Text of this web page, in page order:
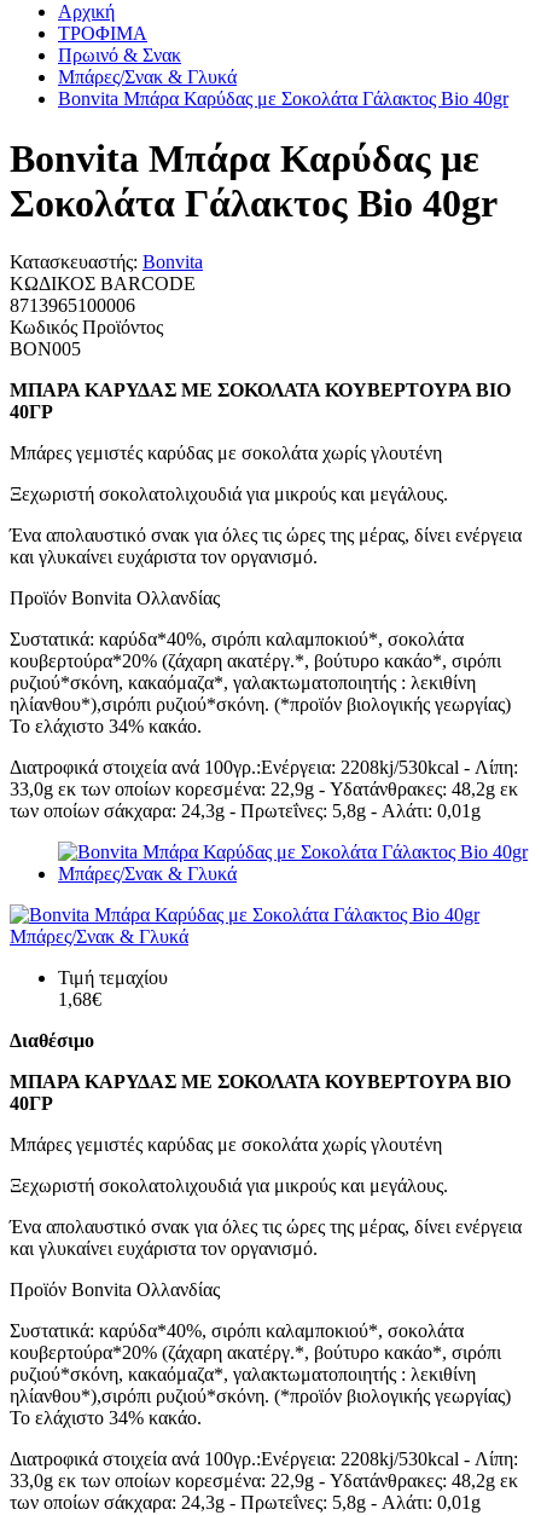
Αρχική
ΤΡΟΦΙΜΑ
Πρωινό & Σνακ
Μπάρες/Σνακ & Γλυκά
Bonvita Μπάρα Καρύδας με Σοκολάτα Γάλακτος Βio 40gr
Bonvita Μπάρα Καρύδας με
Σοκολάτα Γάλακτος Βio 40gr
Κατασκευαστής: Bonvita
ΚΩΔΙΚΟΣ BARCODE
8713965100006
Κωδικός Προϊόντος
ΒΟΝ005
ΜΠΑΡΑ ΚΑΡΥΔΑΣ ΜΕ ΣΟΚΟΛΑΤΑ ΚΟΥΒΕΡΤΟΥΡΑ ΒΙΟ
40ΓΡ
Μπάρες γεμιστές καρύδας με σοκολάτα χωρίς γλουτένη
Ξεχωριστή σοκολατολιχουδιά για μικρούς και μεγάλους.
Ένα απολαυστικό σνακ για όλες τις ώρες της μέρας, δίνει ενέργεια
και γλυκαίνει ευχάριστα τον οργανισμό.
Προϊόν Bonvita Oλλανδίας
Συστατικά: καρύδα*40%, σιρόπι καλαμποκιού*, σοκολάτα
κουβερτούρα*20% (ζάχαρη ακατέργ.*, βούτυρο κακάο*, σιρόπι
ρυζιού*σκόνη, κακαόμαζα*, γαλακτωματοποιητής : λεκιθίνη
ηλίανθου*),σιρόπι ρυζιού*σκόνη. (*προϊόν βιολογικής γεωργίας)
Το ελάχιστο 34% κακάο.
Διατροφικά στοιχεία ανά 100γρ.:Ενέργεια: 2208kj/530kcal - Λίπη:
33,0g εκ των οποίων κορεσμένα: 22,9g - Υδατάνθρακες: 48,2g εκ
των οποίων σάκχαρα: 24,3g - Πρωτεΐνες: 5,8g - Αλάτι: 0,01g
Τιμή τεμαχίου
1,68€
Διαθέσιμο
ΜΠΑΡΑ ΚΑΡΥΔΑΣ ΜΕ ΣΟΚΟΛΑΤΑ ΚΟΥΒΕΡΤΟΥΡΑ ΒΙΟ
40ΓΡ
Μπάρες γεμιστές καρύδας με σοκολάτα χωρίς γλουτένη
Ξεχωριστή σοκολατολιχουδιά για μικρούς και μεγάλους.
Ένα απολαυστικό σνακ για όλες τις ώρες της μέρας, δίνει ενέργεια
και γλυκαίνει ευχάριστα τον οργανισμό.
Προϊόν Bonvita Oλλανδίας
Συστατικά: καρύδα*40%, σιρόπι καλαμποκιού*, σοκολάτα
κουβερτούρα*20% (ζάχαρη ακατέργ.*, βούτυρο κακάο*, σιρόπι
ρυζιού*σκόνη, κακαόμαζα*, γαλακτωματοποιητής : λεκιθίνη
ηλίανθου*),σιρόπι ρυζιού*σκόνη. (*προϊόν βιολογικής γεωργίας)
Το ελάχιστο 34% κακάο.
Διατροφικά στοιχεία ανά 100γρ.:Ενέργεια: 2208kj/530kcal - Λίπη:
33,0g εκ των οποίων κορεσμένα: 22,9g - Υδατάνθρακες: 48,2g εκ
των οποίων σάκχαρα: 24,3g - Πρωτεΐνες: 5,8g - Αλάτι: 0,01g